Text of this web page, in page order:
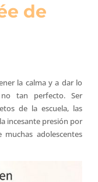
de
la calma y a dar lo
tan perfecto. Ser
de la escuela, las
incesante presión por
adolescentes